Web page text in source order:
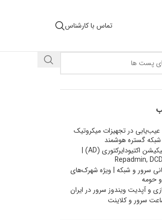
تماس با کارشناس
عیب‌یابی در تجهیزات میکروتیک
رفع خطای رپلیکیشن اکتیودایرکتوری (AD) |
Repadmin,
سرور و شبکه | ویژه شهرک‌های
حومه
و آپدیت ویندوز سرور در ایران
سرور و کلاینت